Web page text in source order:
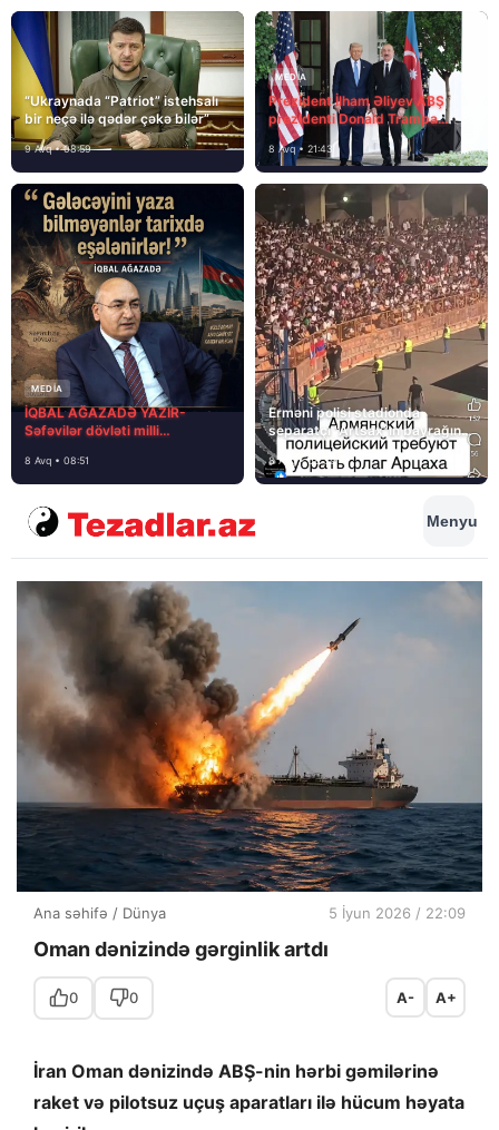
“Ukraynada “Patriot” istehsalı
bir neçə ilə qədər çəkə bilər”
9 Avq • 08:59
MEDİA
Prezident İlham Əliyev ABŞ
prezidenti Donald Trampa
məktubunda yazıb ki…
8 Avq • 21:43
MEDİA
İQBAL AĞAZADƏ YAZIR-
Səfəvilər dövləti milli
8 Avq • 08:51
Erməni polisi stadionda
separatçı “Artsax”ın bayrağını
müsadirə etdi və…
8 Avq • 08:39
Menyu
Ana səhifə / Dünya 5 İyun 2026 / 22:09
Oman dənizində gərginlik artdı
0 0 A- A+
İran Oman dənizində ABŞ-nin hərbi gəmilərinə
raket və pilotsuz uçuş aparatları ilə hücum həyata